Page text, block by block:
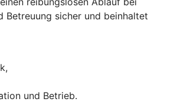
Betreuung sicher und beinhaltet
und Betrieb.